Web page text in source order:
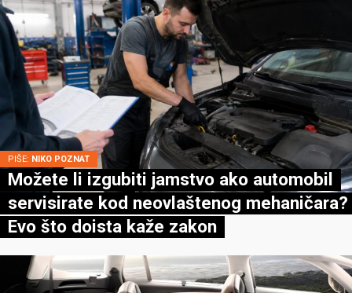
PIŠE: NIKO POZNAT
Možete li izgubiti jamstvo ako automobil
servisirate kod neovlaštenog mehaničara?
Evo što doista kaže zakon